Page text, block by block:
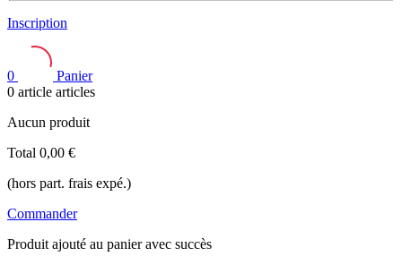
Inscription
0
Panier
0 article articles
Aucun produit
Total 0,00 €
(hors part. frais expé.)
Commander
Produit ajouté au panier avec succès